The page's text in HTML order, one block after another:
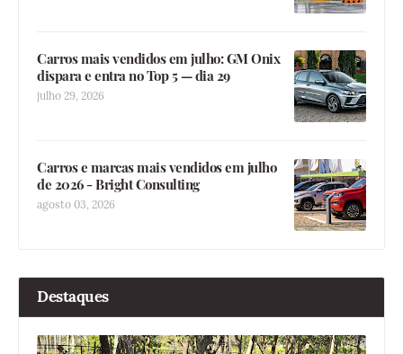
Carros mais vendidos em julho: GM Onix
dispara e entra no Top 5 — dia 29
julho 29, 2026
Carros e marcas mais vendidos em julho
de 2026 - Bright Consulting
agosto 03, 2026
Destaques